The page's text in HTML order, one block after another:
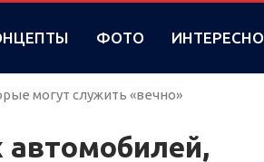
ФОТО ИНТЕРЕСНО
могут служить «вечно»